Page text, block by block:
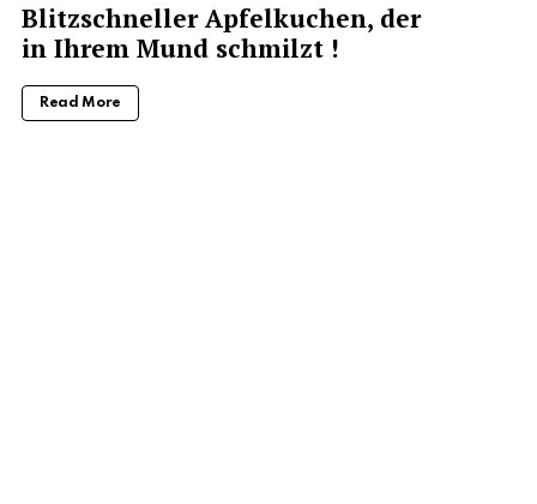
Blitzschneller Apfelkuchen, der
in Ihrem Mund schmilzt !
Read More